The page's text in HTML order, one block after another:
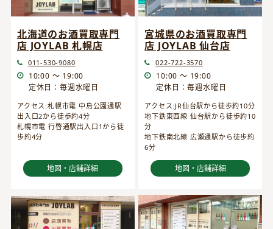
北海道のお酒買取専門
店 JOYLAB 札幌店
011-530-9080
10:00 ～ 19:00
定休日：毎週水曜日
アクセス:札幌市電 中島公園通駅
出入口2から徒歩約4分
札幌市電 行啓通駅出入口1から徒
歩約4分
地図・店舗詳細
宮城県のお酒買取専門
店 JOYLAB 仙台店
022-722-3570
10:00 ～ 19:00
定休日：毎週水曜日
アクセス:JR仙台駅から徒歩約10分
地下鉄東西線 仙台駅から徒歩約10
分
地下鉄南北線 広瀬通駅から徒歩約
6分
地図・店舗詳細